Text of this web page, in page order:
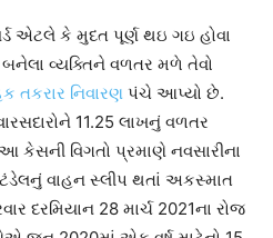
એટલે કે મુદત પૂર્ણ થઇ ગઇ હોવા
વ્યક્તિને વળતર મળે તેવો
તકરાર નિવારણ પંચે આપ્યો છે.
11.25 લાખનું વળતર
કેસની વિગતો પ્રમાણે નવસારીના
વાહન સ્લીપ થતાં અકસ્માત
દરમિયાન 28 માર્ચ 2021ના રોજ